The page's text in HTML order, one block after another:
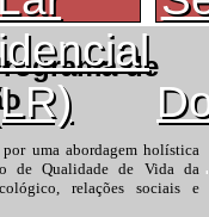
de
uma abordagem holística
de Qualidade de Vida da
relações sociais e